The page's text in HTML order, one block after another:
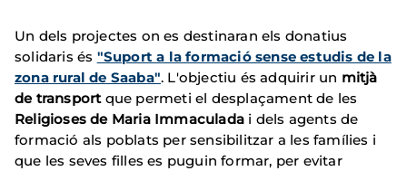
Un dels projectes on es destinaran els donatius
solidaris és "Suport a la formació sense estudis de la
zona rural de Saaba". L'objectiu és adquirir un mitjà
de transportque permeti el desplaçament de les
Religioses de Maria Immaculada i dels agents de
formació als poblats per sensibilitzar a les famílies i
que les seves filles es puguin formar, per evitar